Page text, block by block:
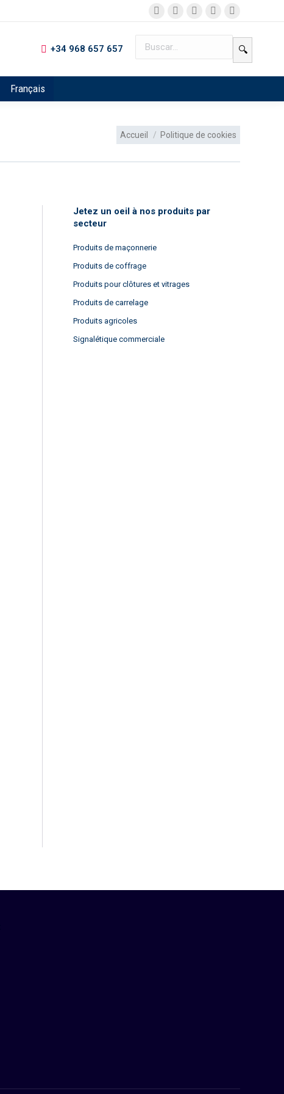
+34 968 657 657 🔍
Français
Vous êtes ici :
Accueil Politique de cookies
Jetez un oeil à nos produits par
secteur
Produits de maçonnerie
Produits de coffrage
Produits pour clôtures et vitrages
Produits de carrelage
Produits agricoles
Signalétique commerciale